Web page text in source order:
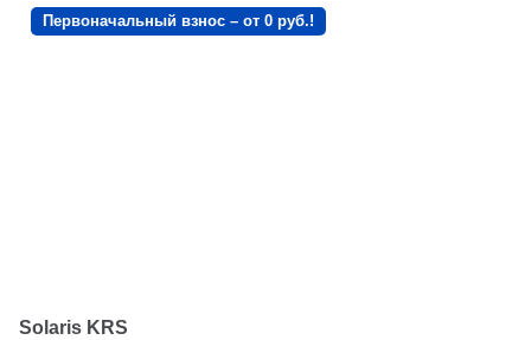
Первоначальный взнос – от 0 руб.!
Solaris KRS